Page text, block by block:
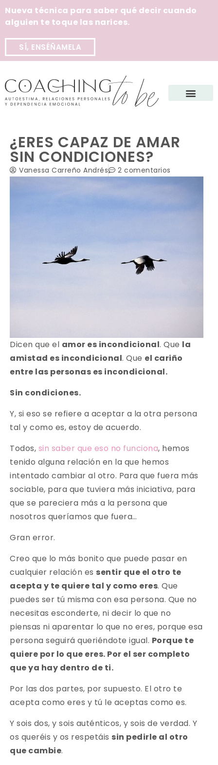
Nueva técnica para saber qué decir cuando
alguien te toque las narices.
SÍ, ENSÉÑAMELA
¿ERES CAPAZ DE AMAR
SIN CONDICIONES?
Vanessa Carreño Andrés 2 comentarios
Dicen que el amor es incondicional. Que la
amistad es incondicional. Que el cariño
entre las personas es incondicional.
Sin condiciones.
Y, si eso se refiere a aceptar a la otra persona
tal y como es, estoy de acuerdo.
Todos, sin saber que eso no funciona, hemos
tenido alguna relación en la que hemos
intentado cambiar al otro. Para que fuera más
sociable, para que tuviera más iniciativa, para
que se pareciera más a la persona que
nosotros queríamos que fuera…
Gran error.
Creo que lo más bonito que puede pasar en
cualquier relación es sentir que el otro te
acepta y te quiere tal y como eres. Que
puedes ser tú misma con esa persona. Que no
necesitas esconderte, ni decir lo que no
piensas ni aparentar lo que no eres, porque esa
persona seguirá queriéndote igual. Porque te
quiere por lo que eres. Por el ser completo
que ya hay dentro de ti.
Por las dos partes, por supuesto. El otro te
acepta como eres y tú le aceptas como es.
Y sois dos, y sois auténticos, y sois de verdad. Y
os queréis y os respetáis sin pedirle al otro
que cambie.